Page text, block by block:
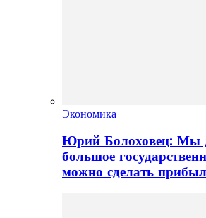
Экономика
Юрий Болоховец: Мы
большое
можно сделать